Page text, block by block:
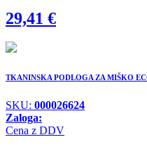
29,41 €
TKANINSKA PODLOGA ZA MIŠKO
SKU: 000026624
Zaloga:
Cena z DDV